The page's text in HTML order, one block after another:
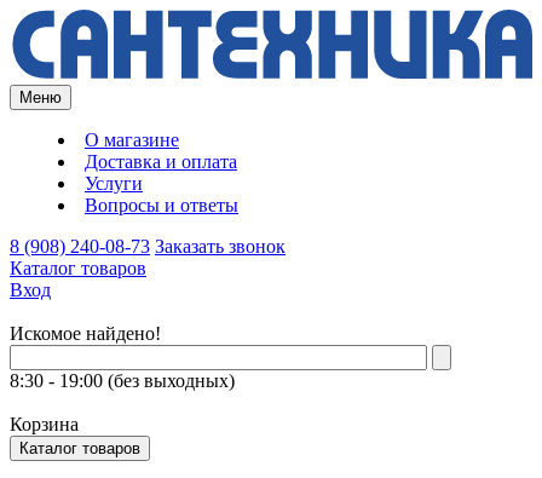
Меню
О магазине
Доставка и оплата
Услуги
Вопросы и ответы
8 (908) 240-08-73 Заказать звонок
Каталог товаров
Вход
Искомое найдено!
8:30 - 19:00 (без выходных)
Корзина
Каталог товаров